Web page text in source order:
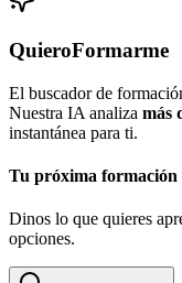
QuieroFormarme
El buscador de
Nuestra IA analiza más
instantánea para ti.
Tu próxima formación
Dinos lo que quieres
opciones.